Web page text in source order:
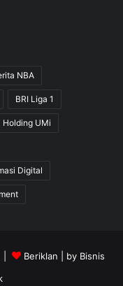
NBA
BRI Liga 1
Holding UMi
Digital
| Beriklan | by Bisnis